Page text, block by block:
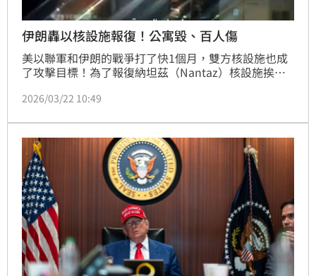
伊朗轟以核設施報復！公寓毀、百人傷
美以聯軍和伊朗的戰爭打了快1個月，雙方核設施也成
了攻擊目標！為了報復納坦茲（Nantaz）核設施挨
城鎮狄莫納（Dimona），以及鄰近的阿拉德
危急。
2026/03/22 10:49